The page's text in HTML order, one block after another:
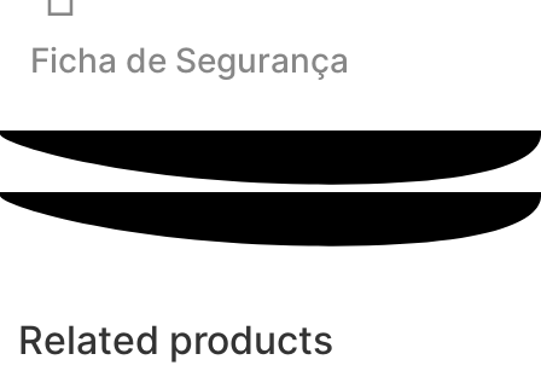
Ficha de Segurança
Related products